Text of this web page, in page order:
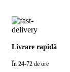
Livrare rapidă
În 24-72 de ore